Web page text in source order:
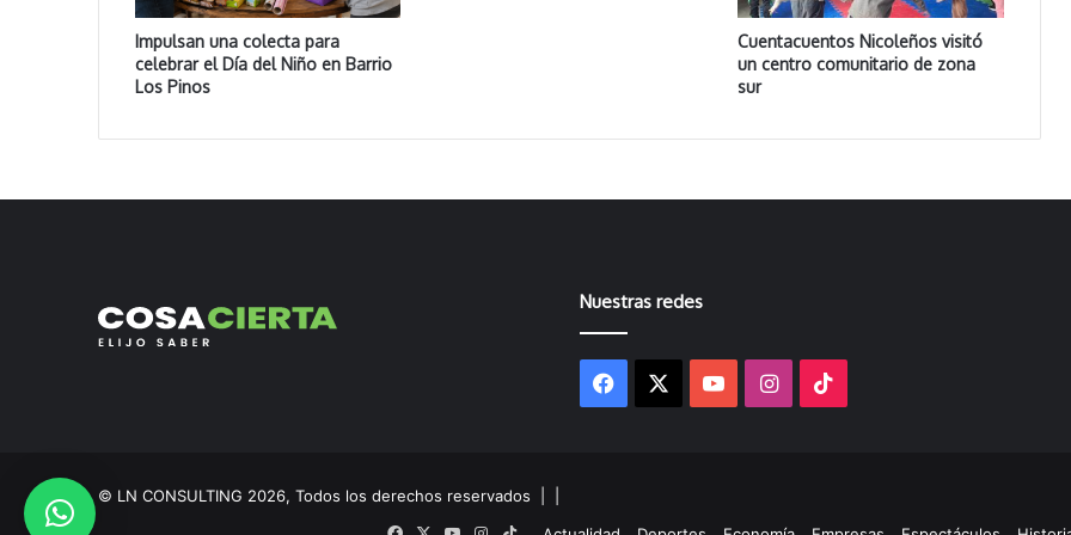
Impulsan una colecta para
celebrar el Día del Niño en Barrio
Los Pinos
Cuentacuentos Nicoleños visitó
un centro comunitario de zona
sur
Nuestras redes
Facebook YouTubeInstagram
© LN CONSULTING 2026, Todos los derechos reservados |